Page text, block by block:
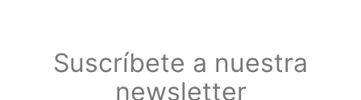
Suscríbete a nuestra
newsletter